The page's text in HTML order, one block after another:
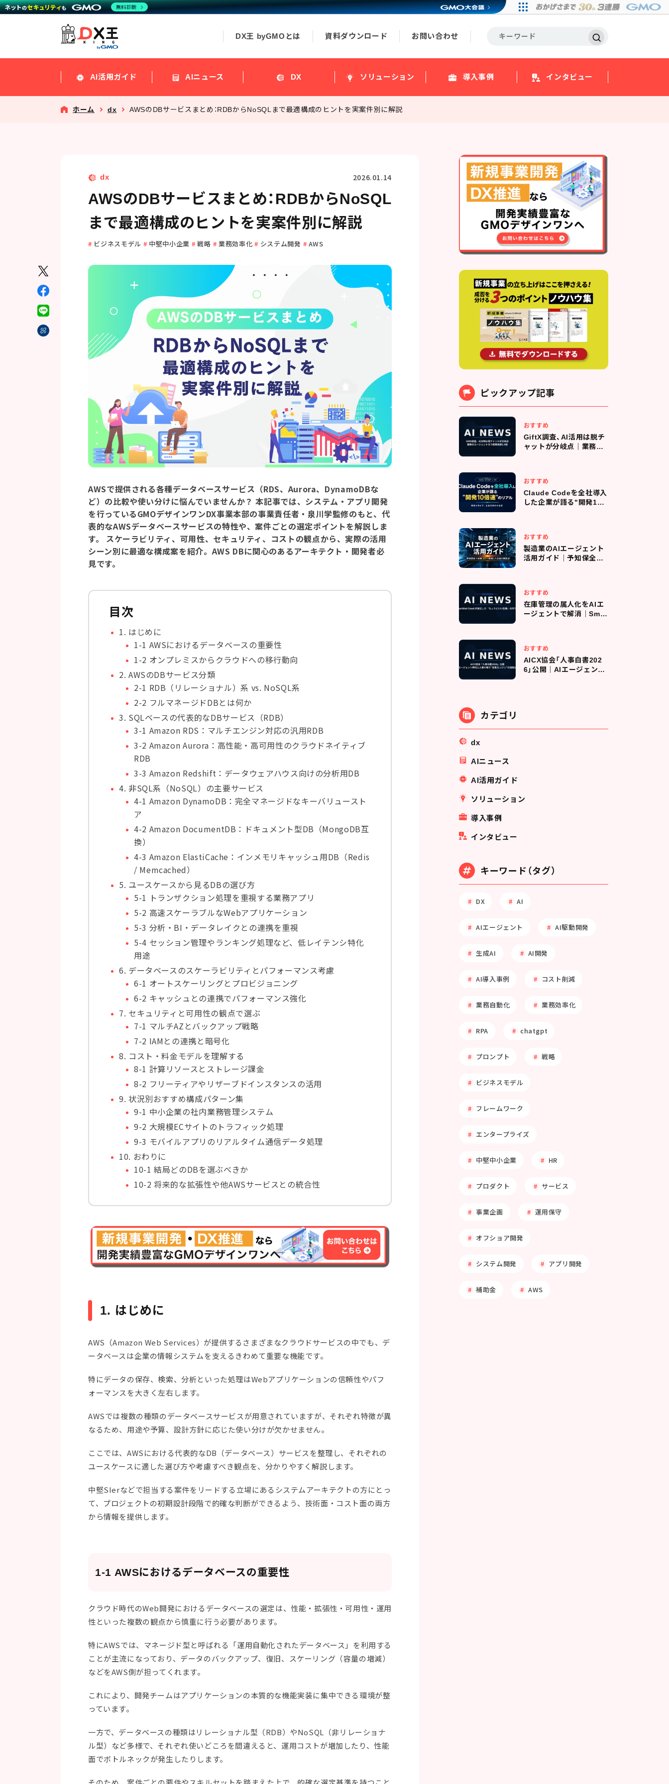
DX王 byGMOとは 資料ダウンロード お問い合わせ
AI活用ガイド AIニュース DX ソリューション 導入事例 インタビュー
ホーム dx AWSのDBサービスまとめ：RDBからNoSQLまで最適構成のヒントを実案件別に解説
dx 2026.01.14
AWSのDBサービスまとめ：RDBからNoSQL
まで最適構成のヒントを実案件別に解説
ビジネスモデル 中堅中小企業 戦略 業務効率化 システム開発 AWS
AWSで提供される各種データベースサービス（RDS、Aurora、DynamoDBな
ど）の比較や使い分けに悩んでいませんか？ 本記事では、システム・アプリ開発
を行っているGMOデザインワンDX事業本部の事業責任者・泉川学監修のもと、代
表的なAWSデータベースサービスの特性や、案件ごとの選定ポイントを解説しま
す。 スケーラビリティ、可用性、セキュリティ、コストの観点から、実際の活用
シーン別に最適な構成案を紹介。AWS DBに関心のあるアーキテクト・開発者必
見です。
目次
1. はじめに
1-1 AWSにおけるデータベースの重要性
1-2 オンプレミスからクラウドへの移行動向
2. AWSのDBサービス分類
2-1 RDB（リレーショナル）系 vs. NoSQL系
2-2 フルマネージドDBとは何か
3. SQLベースの代表的なDBサービス（RDB）
3-1 Amazon RDS：マルチエンジン対応の汎用RDB
3-2 Amazon Aurora：高性能・高可用性のクラウドネイティブ
RDB
3-3 Amazon Redshift：データウェアハウス向けの分析用DB
4. 非SQL系（NoSQL）の主要サービス
4-1 Amazon DynamoDB：完全マネージドなキーバリュースト
ア
4-2 Amazon DocumentDB：ドキュメント型DB（MongoDB互
換）
4-3 Amazon ElastiCache：インメモリキャッシュ用DB（Redis
/ Memcached）
5. ユースケースから見るDBの選び方
5-1 トランザクション処理を重視する業務アプリ
5-2 高速スケーラブルなWebアプリケーション
5-3 分析・BI・データレイクとの連携を重視
5-4 セッション管理やランキング処理など、低レイテンシ特化
用途
6. データベースのスケーラビリティとパフォーマンス考慮
6-1 オートスケーリングとプロビジョニング
6-2 キャッシュとの連携でパフォーマンス強化
7. セキュリティと可用性の観点で選ぶ
7-1 マルチAZとバックアップ戦略
7-2 IAMとの連携と暗号化
8. コスト・料金モデルを理解する
8-1 計算リソースとストレージ課金
8-2 フリーティアやリザーブドインスタンスの活用
9. 状況別おすすめ構成パターン集
9-1 中小企業の社内業務管理システム
9-2 大規模ECサイトのトラフィック処理
9-3 モバイルアプリのリアルタイム通信データ処理
10. おわりに
10-1 結局どのDBを選ぶべきか
10-2 将来的な拡張性や他AWSサービスとの統合性
1. はじめに
AWS（Amazon Web Services）が提供するさまざまなクラウドサービスの中でも、デ
ータベースは企業の情報システムを支えるきわめて重要な機能です。
特にデータの保存、検索、分析といった処理はWebアプリケーションの信頼性やパフ
ォーマンスを大きく左右します。
AWSでは複数の種類のデータベースサービスが用意されていますが、それぞれ特徴が異
なるため、用途や予算、設計方針に応じた使い分けが欠かせません。
ここでは、AWSにおける代表的なDB（データベース）サービスを整理し、それぞれの
ユースケースに適した選び方や考慮すべき観点を、分かりやすく解説します。
中堅SIerなどで担当する案件をリードする立場にあるシステムアーキテクトの方にとっ
て、プロジェクトの初期設計段階で的確な判断ができるよう、技術面・コスト面の両方
から情報を提供します。
1-1 AWSにおけるデータベースの重要性
クラウド時代のWeb開発におけるデータベースの選定は、性能・拡張性・可用性・運用
性といった複数の観点から慎重に行う必要があります。
特にAWSでは、マネージド型と呼ばれる「運用自動化されたデータベース」を利用する
ことが主流になっており、データのバックアップ、復旧、スケーリング（容量の増減）
などをAWS側が担ってくれます。
これにより、開発チームはアプリケーションの本質的な機能実装に集中できる環境が整
っています。
一方で、データベースの種類はリレーショナル型（RDB）やNoSQL（非リレーショナ
ル型）など多様で、それぞれ使いどころを間違えると、運用コストが増加したり、性能
面でボトルネックが発生したりします。
ピックアップ記事
おすすめ
GiftX調査、AI活用は脱チ
ャットが分岐点｜業務の
おすすめ
Claude Codeを全社導入
した企業が語る"開発10
おすすめ
製造業のAIエージェント
活用ガイド｜予知保全で
おすすめ
在庫管理の属人化をAIエ
ージェントで解消｜Smar
おすすめ
AICX協会「人事白書202
6」公開｜AIエージェント
カテゴリ
dx
AIニュース
AI活用ガイド
ソリューション
導入事例
インタビュー
キーワード（タグ）
DX AI
AIエージェント AI駆動開発
生成AI AI開発
AI導入事例 コスト削減
業務自動化 業務効率化
RPA chatgpt
プロンプト 戦略
ビジネスモデル
フレームワーク
エンタープライズ
中堅中小企業 HR
プロダクト サービス
事業企画 運用保守
オフショア開発
システム開発 アプリ開発
補助金 AWS
無料診断